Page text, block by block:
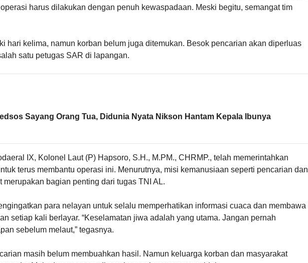
harus dilakukan dengan penuh kewaspadaan. Meski begitu, semangat tim
hari kelima, namun korban belum juga ditemukan. Besok pencarian akan diperluas
satu petugas SAR di lapangan.
Sayang Orang Tua, Didunia Nyata Nikson Hantam Kepala Ibunya
IX, Kolonel Laut (P) Hapsoro, S.H., M.PM., CHRMP., telah memerintahkan
terus membantu operasi ini. Menurutnya, misi kemanusiaan seperti pencarian dan
merupakan bagian penting dari tugas TNI AL.
para nelayan untuk selalu memperhatikan informasi cuaca dan membawa
setiap kali berlayar. “Keselamatan jiwa adalah yang utama. Jangan pernah
sebelum melaut,” tegasnya.
masih belum membuahkan hasil. Namun keluarga korban dan masyarakat